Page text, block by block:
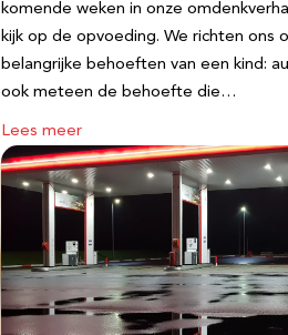
komende weken in onze
kijk op de opvoeding. We richten ons
belangrijke behoeften van een kind:
ook meteen de behoefte die…
Lees meer